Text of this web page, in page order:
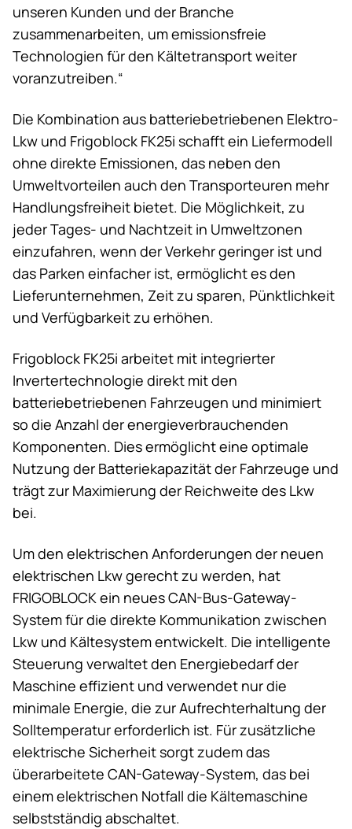
unseren Kunden und der Branche
zusammenarbeiten, um emissionsfreie
Technologien für den Kältetransport weiter
voranzutreiben.“
Die Kombination aus batteriebetriebenen Elektro-
Lkw und Frigoblock FK25i schafft ein Liefermodell
ohne direkte Emissionen, das neben den
Umweltvorteilen auch den Transporteuren mehr
Handlungsfreiheit bietet. Die Möglichkeit, zu
jeder Tages- und Nachtzeit in Umweltzonen
einzufahren, wenn der Verkehr geringer ist und
das Parken einfacher ist, ermöglicht es den
Lieferunternehmen, Zeit zu sparen, Pünktlichkeit
und Verfügbarkeit zu erhöhen.
Frigoblock FK25i arbeitet mit integrierter
Invertertechnologie direkt mit den
batteriebetriebenen Fahrzeugen und minimiert
so die Anzahl der energieverbrauchenden
Komponenten. Dies ermöglicht eine optimale
Nutzung der Batteriekapazität der Fahrzeuge und
trägt zur Maximierung der Reichweite des Lkw
bei.
Um den elektrischen Anforderungen der neuen
elektrischen Lkw gerecht zu werden, hat
FRIGOBLOCK ein neues CAN-Bus-Gateway-
System für die direkte Kommunikation zwischen
Lkw und Kältesystem entwickelt. Die intelligente
Steuerung verwaltet den Energiebedarf der
Maschine effizient und verwendet nur die
minimale Energie, die zur Aufrechterhaltung der
Solltemperatur erforderlich ist. Für zusätzliche
elektrische Sicherheit sorgt zudem das
überarbeitete CAN-Gateway-System, das bei
einem elektrischen Notfall die Kältemaschine
selbstständig abschaltet.